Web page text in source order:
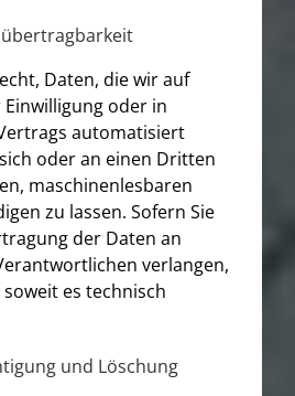
Daten, die wir auf
oder in
automatisiert
oder an einen Dritten
maschinenlesbaren
zu lassen. Sofern Sie
der Daten an
verlangen,
es technisch
und Löschung